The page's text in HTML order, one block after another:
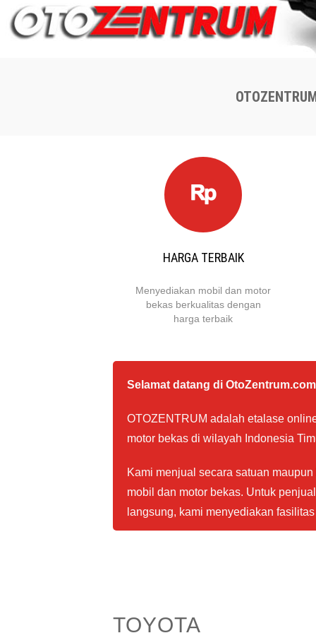
HARGA TERBAIK
Menyediakan mobil dan motor
bekas berkualitas dengan
harga terbaik
Selamat datang di OtoZentrum.com
OTOZENTRUM adalah etalase
motor bekas di wilayah Indonesia
Kami menjual secara satuan
mobil dan motor bekas. Untuk
langsung, kami menyediakan
TOYOTA